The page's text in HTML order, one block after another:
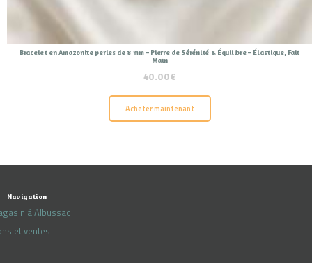
Bracelet en Amazonite perles de 8 mm – Pierre de Sérénité & Équilibre – Élastique, Fait
Main
40.00€
Acheter maintenant
Navigation
à Albussac
et ventes